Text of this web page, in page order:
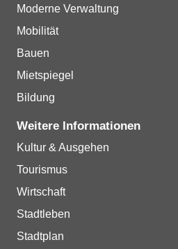
Moderne Verwaltung
Mobilität
Bauen
Mietspiegel
Bildung
Weitere Informationen
Kultur & Ausgehen
Tourismus
Wirtschaft
Stadtleben
Stadtplan